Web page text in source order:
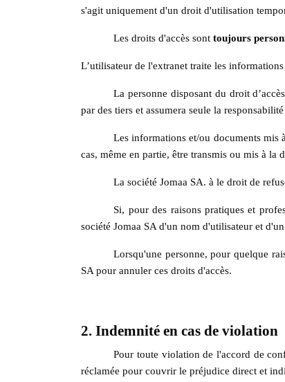
s'agit uniquement d'un droit d'utilisation
Les droits d'accès sonttoujours
L’utilisateur de l'extranet traite les
La personne disposant du droit
par des tiers et assumera seule la
Les informations et/ou documents mis
cas, même en partie, être transmis ou mis à
La société Jomaa SA. à le droit de
Si, pour des raisons pratiques et
société Jomaa SA d'un nom d'utilisateur et
Lorsqu'une personne, pour quelque
SA pour annuler ces droits d'accès.
2. Indemnité en cas de violation
Pour toute violation de l'accord de
réclamée pour couvrir le préjudice direct et